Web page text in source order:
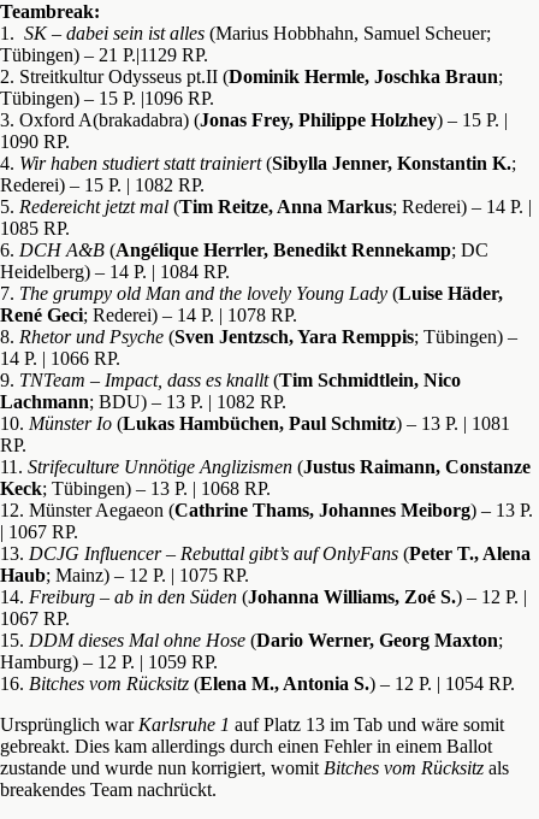
Teambreak:
1. SK – dabei sein ist alles (Marius Hobbhahn, Samuel Scheuer;
Tübingen) – 21 P.|1129 RP.
2. Streitkultur Odysseus pt.II (Dominik Hermle, Joschka Braun;
Tübingen) – 15 P. |1096 RP.
3. Oxford A(brakadabra) (Jonas Frey, Philippe Holzhey) – 15 P. |
1090 RP.
4. Wir haben studiert statt trainiert(Sibylla Jenner, Konstantin K.;
Rederei) – 15 P. | 1082 RP.
5. Redereicht jetzt mal (Tim Reitze, Anna Markus; Rederei) – 14 P. |
1085 RP.
6. DCH A&B (Angélique Herrler, Benedikt Rennekamp; DC
Heidelberg) – 14 P. | 1084 RP.
7. The grumpy old Man and the lovely Young Lady (Luise Häder,
René Geci; Rederei) – 14 P. | 1078 RP.
8. Rhetor und Psyche (Sven Jentzsch, Yara Remppis; Tübingen) –
14 P. | 1066 RP.
9. TNTeam – Impact, dass es knallt(Tim Schmidtlein, Nico
Lachmann; BDU) – 13 P. | 1082 RP.
10. Münster Io (Lukas Hambüchen, Paul Schmitz) – 13 P. | 1081
RP.
11. Strifeculture Unnötige Anglizismen (Justus Raimann, Constanze
Keck; Tübingen) – 13 P. | 1068 RP.
12. Münster Aegaeon (Cathrine Thams, Johannes Meiborg) – 13 P.
| 1067 RP.
13. DCJG Influencer – Rebuttal gibt’s auf OnlyFans (Peter T., Alena
Haub; Mainz) – 12 P. | 1075 RP.
14. Freiburg – ab in den Süden (Johanna Williams, Zoé S.) – 12 P. |
1067 RP.
15. DDM dieses Mal ohne Hose (Dario Werner, Georg Maxton;
Hamburg) – 12 P. | 1059 RP.
16. Bitches vom Rücksitz (Elena M., Antonia S.) – 12 P. | 1054 RP.
Ursprünglich war Karlsruhe 1 auf Platz 13 im Tab und wäre somit
gebreakt. Dies kam allerdings durch einen Fehler in einem Ballot
zustande und wurde nun korrigiert, womit Bitches vom Rücksitz als
breakendes Team nachrückt.